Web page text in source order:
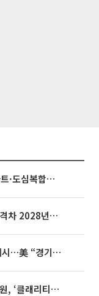
영끌 '주택공급' 대책 임박⋯비아파트·도심복합까지 총동원
종부세 개편에도…1·3주택 종부세 격차 2028년부터 확대
이란, 미국에 호르무즈 합의 조건 제시…美 “경기 아직 안 끝나” [종합]
미국, 가상자산 포괄 규제 속도…상원, ‘클래리티법’ 9월 절차투표 추진